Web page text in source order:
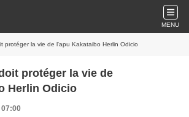
MENU
protéger la vie de l'apu Kakataibo Herlin Odicio
protéger la vie de
Herlin Odicio
07:00